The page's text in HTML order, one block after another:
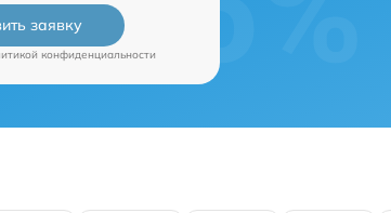
заявку
конфиденциальности